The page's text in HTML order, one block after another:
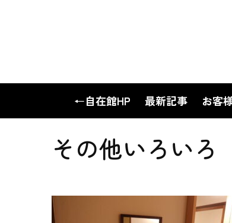
←自在館HP 最新記事 お客
その他いろいろ